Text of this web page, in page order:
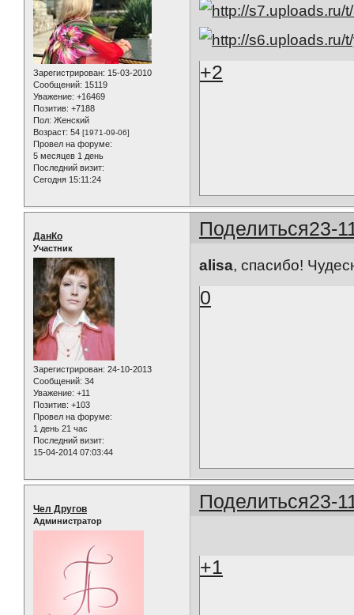
Зарегистрирован: 15-03-2010
Сообщений: 15119
Уважение: +16469
Позитив: +7188
Пол: Женский
Возраст: 54 [1971-09-06]
Провел на форуме:
5 месяцев 1 день
Последний визит:
Сегодня 15:11:24
+2
Поделиться23-
ДанКо
Участник
Зарегистрирован: 24-10-2013
Сообщений: 34
Уважение: +11
Позитив: +103
Провел на форуме:
1 день 21 час
Последний визит:
15-04-2014 07:03:44
alisa, спасибо!
0
Поделиться23-
Чел Другов
Администратор
+1